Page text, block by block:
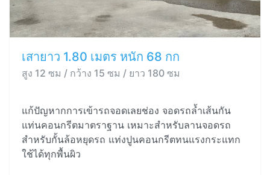
เสายาว 1.80 เมตร หนัก 68 กก
สูง 12 ซม / กว้าง 15 ซม / ยาว 180 ซม
แก้ปัญหากการเข้ารถจอดเลยช่อง จอดรถล้ำเส้นกัน
แท่นคอนกรีตมาตราฐาน เหมาะสำหรับลานจอดรถ
สำหรับกั้นล้อหยุดรถ แท่งปูนคอนกรีตทนแรงกระแทก
ใช้ได้ทุกพื้นผิว